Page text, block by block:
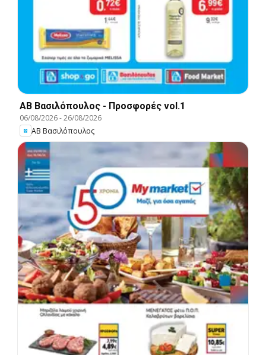
ΑΒ Βασιλόπουλος - Προσφορές vol.1
06/08/2026-26/08/2026
ΑΒ Βασιλόπουλος